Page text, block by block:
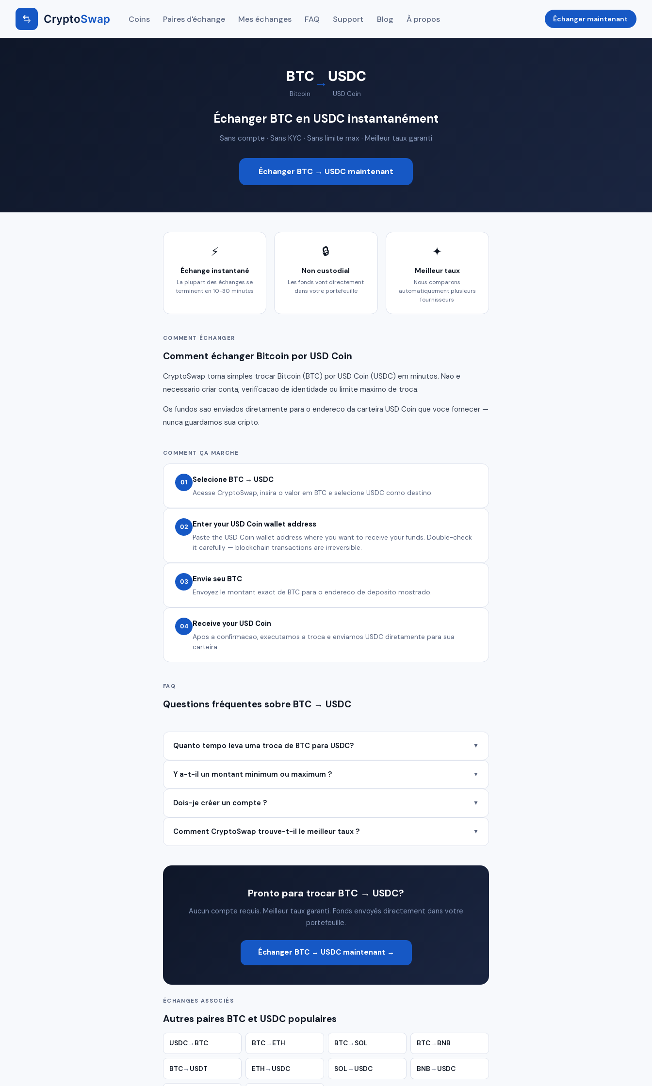
CryptoSwap Coins Paires d'échange Mes échanges FAQ Support Blog À propos Échanger maintenant
BTC
Bitcoin
→USDC
USD Coin
Échanger BTC en USDC instantanément
Sans compte · Sans KYC · Sans limite max · Meilleur taux garanti
Échanger BTC → USDC maintenant
⚡
Échange instantané
La plupart des échanges se
terminent en 10-30 minutes
🔒
Non custodial
Les fonds vont directement
dans votre portefeuille
✦
Meilleur taux
Nous comparons
automatiquement plusieurs
fournisseurs
COMMENT ÉCHANGER
Comment échanger Bitcoin por USD Coin
CryptoSwap torna simples trocar Bitcoin (BTC) por USD Coin (USDC) em minutos. Nao e
necessario criar conta, verificacao de identidade ou limite maximo de troca.
Os fundos sao enviados diretamente para o endereco da carteira USD Coin que voce fornecer —
nunca guardamos sua cripto.
COMMENT ÇA MARCHE
01 Selecione BTC → USDC
Acesse CryptoSwap, insira o valor em BTC e selecione USDC como destino.
02 Enter your USD Coin wallet address
Paste the USD Coin wallet address where you want to receive your funds. Double-check
it carefully — blockchain transactions are irreversible.
03 Envie seu BTC
Envoyez le montant exact de BTC para o endereco de deposito mostrado.
04 Receive your USD Coin
Apos a confirmacao, executamos a troca e enviamos USDC diretamente para sua
carteira.
FAQ
Questions fréquentes sobre BTC → USDC
Quanto tempo leva uma troca de BTC para USDC? ▼
Y a-t-il un montant minimum ou maximum ? ▼
Dois-je créer un compte ? ▼
Comment CryptoSwap trouve-t-il le meilleur taux ? ▼
Pronto para trocar BTC → USDC?
Aucun compte requis. Meilleur taux garanti. Fonds envoyés directement dans votre
portefeuille.
Échanger BTC → USDC maintenant →
ÉCHANGES ASSOCIÉS
Autres paires BTC et USDC populaires
USDC→ BTC BTC→ ETH BTC→ SOL BTC→ BNB
BTC→ USDT ETH → USDC SOL → USDC BNB → USDC